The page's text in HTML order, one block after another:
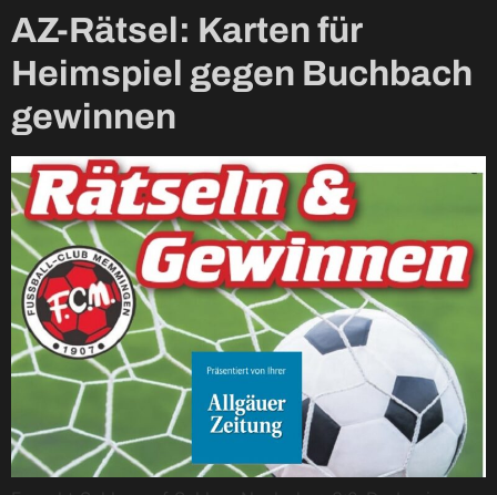
AZ-Rätsel: Karten für
Heimspiel gegen Buchbach
gewinnen